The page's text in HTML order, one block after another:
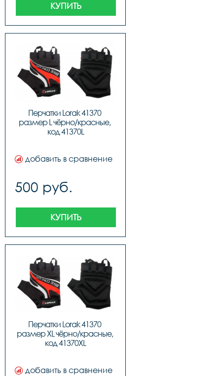
КУПИТЬ
Перчатки Lorak 41370
размер L чёрно/красные,
код 41370L
добавить в сравнение
500 руб.
КУПИТЬ
Перчатки Lorak 41370
размер XL чёрно/красные,
код 41370XL
добавить в сравнение